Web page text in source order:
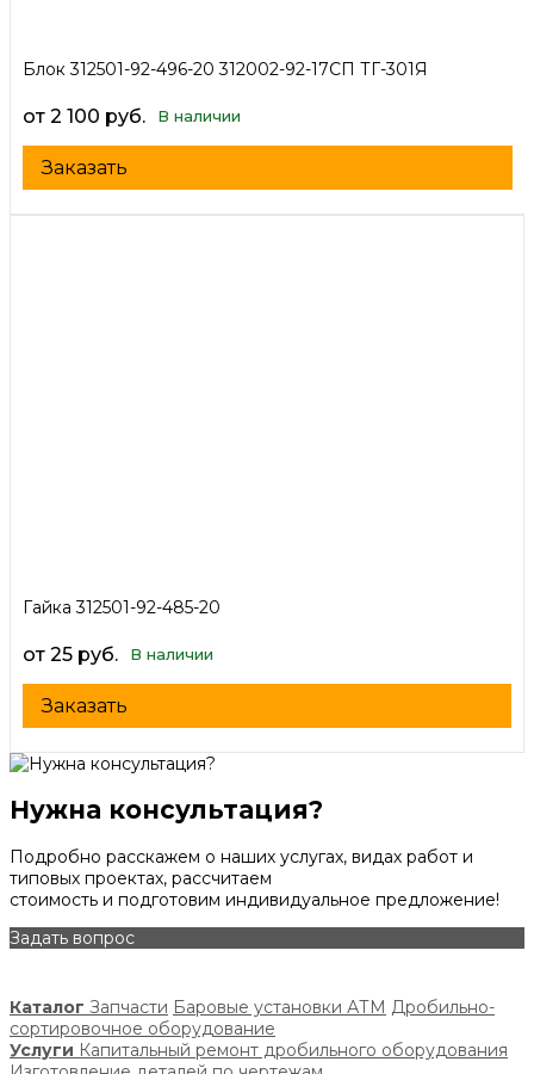
Блок 312501-92-496-20 312002-92-17СП ТГ-301Я
от 2 100 руб. В наличии
Заказать
Гайка 312501-92-485-20
от 25 руб. В наличии
Заказать
Нужна консультация?
Подробно расскажем о наших услугах, видах работ и
типовых проектах, рассчитаем
стоимость и подготовим индивидуальное предложение!
Задать вопрос
Каталог Запчасти Баровые установки АТМ Дробильно-
сортировочное оборудование
Услуги Капитальный ремонт дробильного оборудования